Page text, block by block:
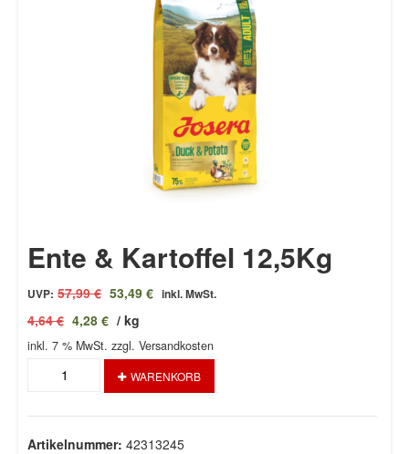
Ente & Kartoffel 12,5Kg
UVP: 57,99€ Ursprünglicher
war:
57,99 €
53,49 € Aktueller
53,49 €.
inkl. MwSt.
4,64€ 4,28 € / kg
inkl. 7 % MwSt. zzgl. Versandkosten
12,5Kg
Menge
WARENKORB
Artikelnummer: 42313245